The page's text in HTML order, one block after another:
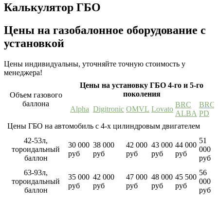
Калькулятор ГБО
Цены на газобалонное оборудование с
установкой
Цены индивидуальны, уточняйте точную стоимость у
менеджера!
Объем газового
баллона
Цены на установку ГБО 4-го и 5-го
поколения
Alpha Digitronic OMVL Lovato
BRC
ALBA
BRC
PD
Цены ГБО на автомобиль с 4-х цилиндровым двигателем
42-53л,
тороидальный
баллон
30 000
руб
38 000
руб
42 000
руб
43 000
руб
44 000
руб
51
000
руб
63-93л,
тороидальный
баллон
35 000
руб
42 000
руб
47 000
руб
48 000
руб
45 500
руб
56
000
руб